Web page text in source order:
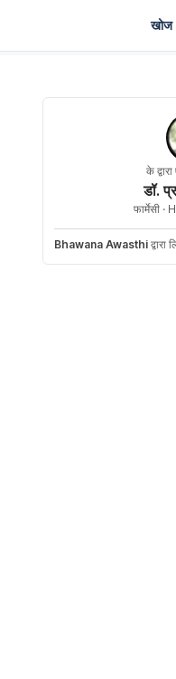
खोज
के
डॉ.
फार्मेसी ·
Bhawana Awasthi द्वारा